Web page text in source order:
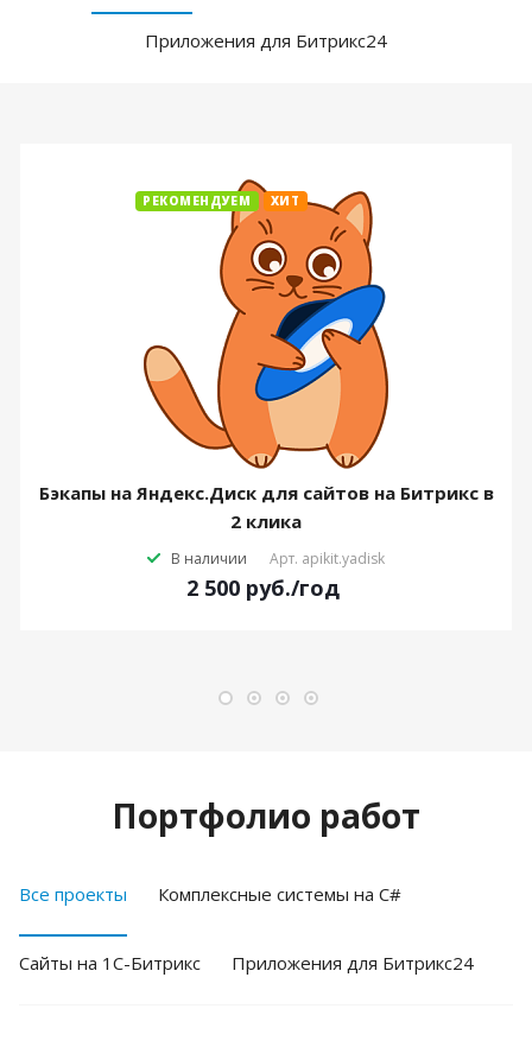
Приложения для Битрикс24
РЕКОМЕНДУЕМ ХИТ
Бэкапы на Яндекс.Диск для сайтов на Битрикс в
2 клика
В наличии Арт. apikit.yadisk
2 500 руб./год
Портфолио работ
Все проекты Комплексные системы на C#
Cайты на 1С-Битрикс Приложения для Битрикс24